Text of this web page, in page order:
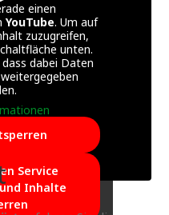
einen
YouTube. Um auf
zuzugreifen,
unten.
dabei Daten
Service
Inhalte